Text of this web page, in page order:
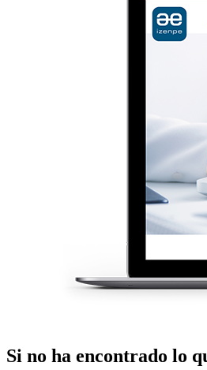
Si no ha encontrado lo